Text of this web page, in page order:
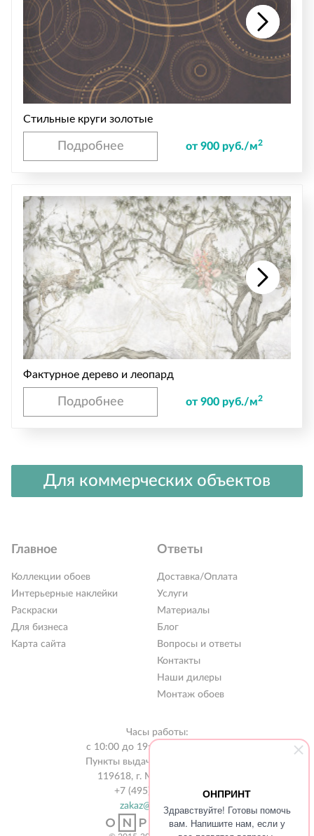
ОНПРИНТ
Здравствуйте! Готовы помочь
вам. Напишите нам, если у
Обои под покраску
Интерьерные картины
Стильные круги золотые
Подробнее от 900 руб./м2
Фактурное дерево и леопард
Подробнее от 900 руб./м2
Для коммерческих объектов
Главное
Коллекции обоев
Интерьерные наклейки
Раскраски
Для бизнеса
Карта сайта
Ответы
Доставка/Оплата
Услуги
Материалы
Блог
Вопросы и ответы
Контакты
Наши дилеры
Монтаж обоев
Часы работы:
с 10:00 до 19:00 без выходных
Пункты выдачи в 31 городе РФ
119618, г. Москва, а/я 519
+7 (495) 134-13-56
zakaz@onprint.ru